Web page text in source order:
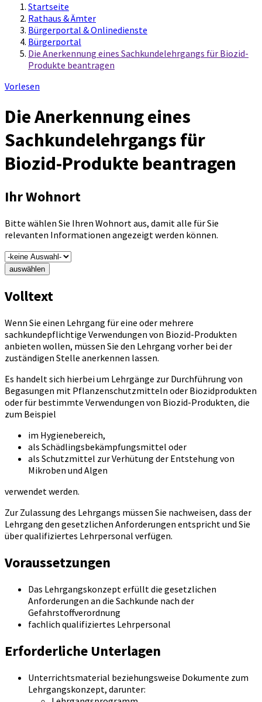
Startseite
Rathaus & Ämter
Bürgerportal & Onlinedienste
Bürgerportal
Die Anerkennung eines Sachkundelehrgangs für Biozid-
Produkte beantragen
Vorlesen
Die Anerkennung eines
Sachkundelehrgangs für
Biozid-Produkte beantragen
Ihr Wohnort
Bitte wählen Sie Ihren Wohnort aus, damit alle für Sie
relevanten Informationen angezeigt werden können.
auswählen
Volltext
Wenn Sie einen Lehrgang für eine oder mehrere
sachkundepflichtige Verwendungen von Biozid-Produkten
anbieten wollen, müssen Sie den Lehrgang vorher bei der
zuständigen Stelle anerkennen lassen.
Es handelt sich hierbei um Lehrgänge zur Durchführung von
Begasungen mit Pflanzenschutzmitteln oder Biozidprodukten
oder für bestimmte Verwendungen von Biozid-Produkten, die
zum Beispiel
im Hygienebereich,
als Schädlingsbekämpfungsmittel oder
als Schutzmittel zur Verhütung der Entstehung von
Mikroben und Algen
verwendet werden.
Zur Zulassung des Lehrgangs müssen Sie nachweisen, dass der
Lehrgang den gesetzlichen Anforderungen entspricht und Sie
über qualifiziertes Lehrpersonal verfügen.
Voraussetzungen
Das Lehrgangskonzept erfüllt die gesetzlichen
Anforderungen an die Sachkunde nach der
Gefahrstoffverordnung
fachlich qualifiziertes Lehrpersonal
Erforderliche Unterlagen
Unterrichtsmaterial beziehungsweise Dokumente zum
Lehrgangskonzept, darunter: